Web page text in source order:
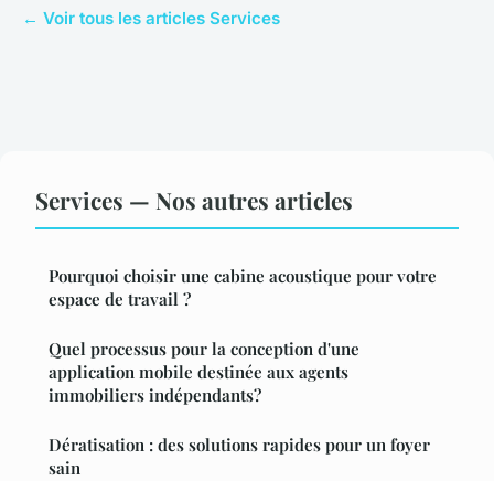
← Voir tous les articles Services
Services — Nos autres articles
Pourquoi choisir une cabine acoustique pour votre
espace de travail ?
Quel processus pour la conception d'une
application mobile destinée aux agents
immobiliers indépendants?
Dératisation : des solutions rapides pour un foyer
sain